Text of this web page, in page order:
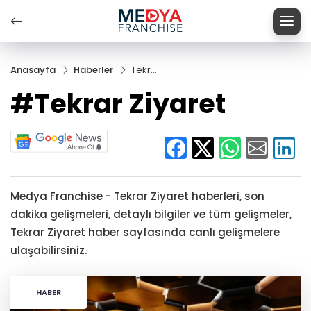
Anasayfa Haberler
Tekrar
#Tekrar Ziyaret
Medya Franchise - Tekrar Ziyaret haberleri, son
dakika gelişmeleri, detaylı bilgiler ve tüm gelişmeler,
Tekrar Ziyaret haber sayfasında canlı gelişmelere
ulaşabilirsiniz.
HABER